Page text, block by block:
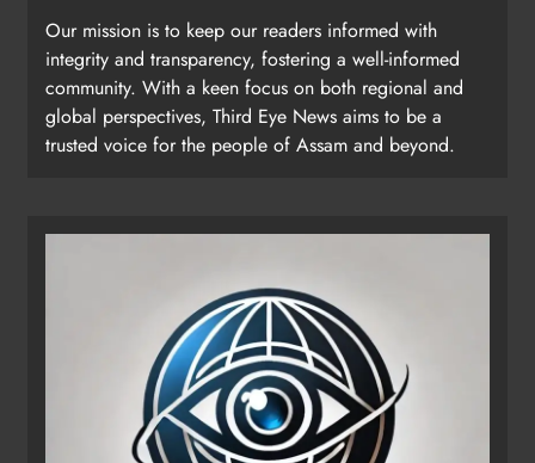
Our mission is to keep our readers informed with
integrity and transparency, fostering a well-informed
community. With a keen focus on both regional and
global perspectives, Third Eye News aims to be a
trusted voice for the people of Assam and beyond.